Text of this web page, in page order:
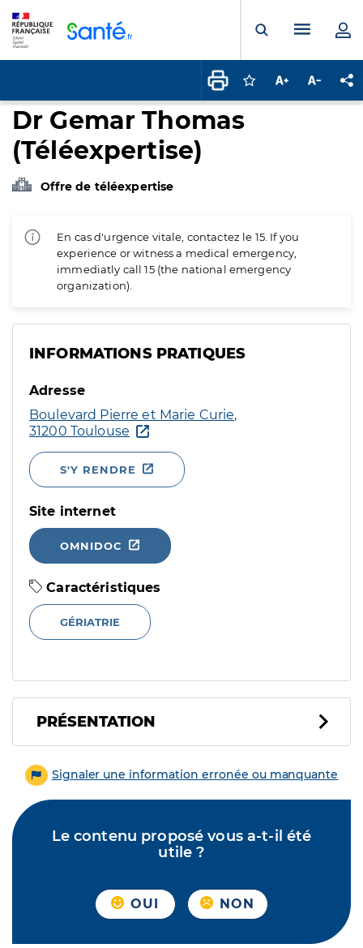
Ouvrir laMenu
Connectez-vous
Augmenter la
Dr Gemar Thomas
(Téléexpertise)
Offre de téléexpertise
En cas d'urgence vitale, contactez le 15. If you
experience or witness a medical emergency,
immediatly call 15 (the national emergency
organization).
INFORMATIONS PRATIQUES
Adresse
Boulevard Pierre et Marie Curie,
31200 Toulouse
S'Y RENDRE
Site internet
OMNIDOC
Caractéristiques
GÉRIATRIE
PRÉSENTATION
Signaler une information erronée ou manquante
Le contenu proposé vous a-t-il été
utile ?
OUI NON